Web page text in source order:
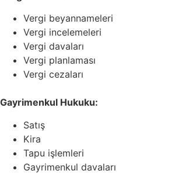
Vergi beyannameleri
Vergi incelemeleri
Vergi davaları
Vergi planlaması
Vergi cezaları
Gayrimenkul Hukuku:
Satış
Kira
Tapu işlemleri
Gayrimenkul davaları